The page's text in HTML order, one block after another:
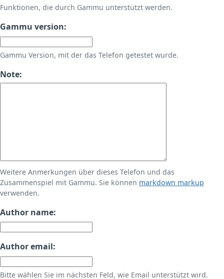
Funktionen, die durch Gammu unterstützt werden.
Gammu version:
Gammu Version, mit der das Telefon getestet wurde.
Note:
Weitere Anmerkungen über dieses Telefon und das
Zusammenspiel mit Gammu. Sie können markdown markup
verwenden.
Author name:
Author email:
Bitte wählen Sie im nächsten Feld, wie Email unterstützt wird.